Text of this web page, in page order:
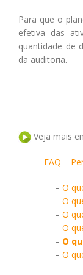
Para que o
efetiva das
quantidade de
da auditoria.
Veja mais
– FAQ –
– O
– O
– O
– O
– O
– O